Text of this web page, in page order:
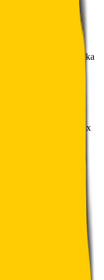
club sendvič bez
plnený wrap, 1x lodička
0,25l
údenín a syrov, 1x
nátierka 150g, 2x
štrúdľa
a jednorazový
Pri väčšej skupine sa
/ dieťa +10€
30€